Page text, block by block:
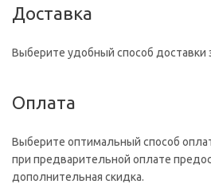
Доставка
Выберите удобный способ доставки
Оплата
Выберите оптимальный способ
при предварительной оплате
дополнительная скидка.